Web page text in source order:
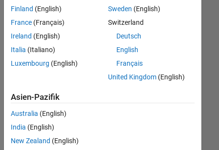
Suchkriterien
weiter
fassen
oder
alle
Stellenangebote
anzeigen .
noch
keine
offenen
Stellen
Finland (English)
France (Français)
Ireland (English)
Italia (Italiano)
Luxembourg (English)
Sweden (English)
Switzerland
Deutsch
English
Français
United Kingdom(English)
Asien-Pazifik
Australia (English)
India (English)
New Zealand (English)